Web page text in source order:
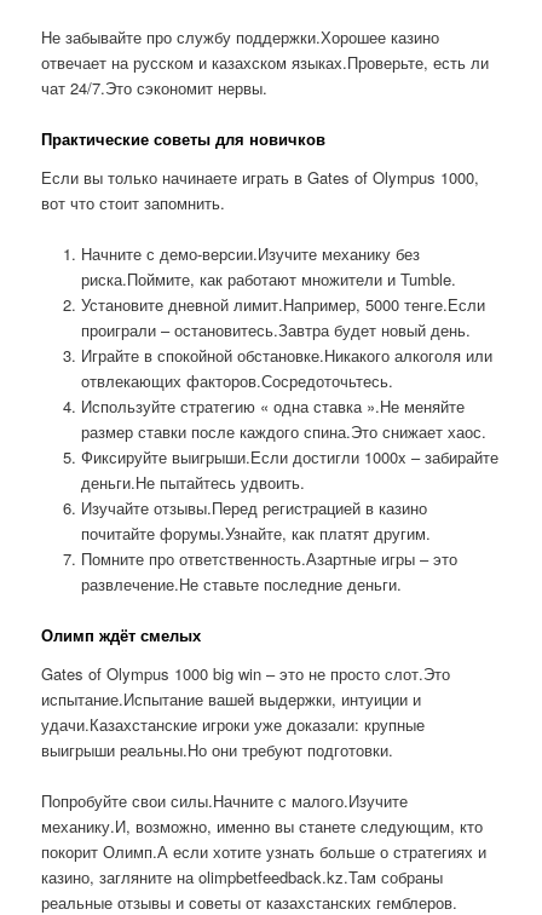
Не забывайте про службу поддержки.Хорошее казино
отвечает на русском и казахском языках.Проверьте, есть ли
чат 24/7.Это сэкономит нервы.
Практические советы для новичков
Если вы только начинаете играть в Gates of Olympus 1000,
вот что стоит запомнить.
Начните с демо-версии.Изучите механику без
риска.Поймите, как работают множители и Tumble.
Установите дневной лимит.Например, 5000 тенге.Если
проиграли – остановитесь.Завтра будет новый день.
Играйте в спокойной обстановке.Никакого алкоголя или
отвлекающих факторов.Сосредоточьтесь.
Используйте стратегию « одна ставка ».Не меняйте
размер ставки после каждого спина.Это снижает хаос.
Фиксируйте выигрыши.Если достигли 1000x – забирайте
деньги.Не пытайтесь удвоить.
Изучайте отзывы.Перед регистрацией в казино
почитайте форумы.Узнайте, как платят другим.
Помните про ответственность.Азартные игры – это
развлечение.Не ставьте последние деньги.
Олимп ждёт смелых
Gates of Olympus 1000 big win – это не просто слот.Это
испытание.Испытание вашей выдержки, интуиции и
удачи.Казахстанские игроки уже доказали: крупные
выигрыши реальны.Но они требуют подготовки.
Попробуйте свои силы.Начните с малого.Изучите
механику.И, возможно, именно вы станете следующим, кто
покорит Олимп.А если хотите узнать больше о стратегиях и
казино, загляните на olimpbetfeedback.kz.Там собраны
реальные отзывы и советы от казахстанских гемблеров.